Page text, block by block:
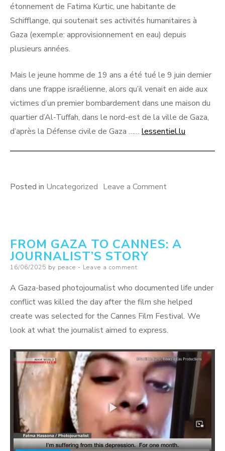
étonnement de Fatima Kurtic, une habitante de
Schifflange, qui soutenait ses activités humanitaires à
Gaza (exemple: approvisionnement en eau) depuis
plusieurs années.
Mais le jeune homme de 19 ans a été tué le 9 juin dernier
dans une frappe israélienne, alors qu’il venait en aide aux
victimes d’un premier bombardement dans une maison du
quartier d’Al-Tuffah, dans le nord-est de la ville de Gaza,
d’après la Défense civile de Gaza …… lessentiel.lu
Posted in Uncategorized Leave a Commenton
Gaza,
de
son
lien
Luxembourg»
FROM GAZA TO CANNES: A
JOURNALIST’S STORY
Posted
16/06/2025 by peace Leave a comment
A Gaza-based photojournalist who documented life under
conflict was killed the day after the film she helped
create was selected for the Cannes Film Festival. We
look at what the journalist aimed to express.